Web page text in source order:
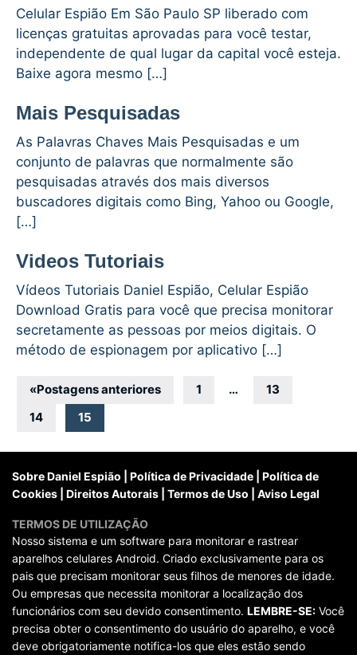
Celular Espião Em São Paulo SP liberado com
licenças gratuitas aprovadas para você testar,
independente de qual lugar da capital você esteja.
Baixe agora mesmo […]
Mais Pesquisadas
As Palavras Chaves Mais Pesquisadas e um
conjunto de palavras que normalmente são
pesquisadas através dos mais diversos
buscadores digitais como Bing, Yahoo ou Google,
[…]
Videos Tutoriais
Vídeos Tutoriais Daniel Espião, Celular Espião
Download Gratis para você que precisa monitorar
secretamente as pessoas por meios digitais. O
método de espionagem por aplicativo […]
Navegação
por
posts
«Postagens anteriores 1 …
13
14
15
Sobre Daniel Espião Política de Privacidade
Política de
Cookies
Direitos Autorais Termos de Uso Aviso Legal
TERMOS DE UTILIZAÇÃO
Nosso sistema e um software para monitorar e rastrear
aparelhos celulares Android. Criado exclusivamente para os
pais que precisam monitorar seus filhos de menores de idade.
Ou empresas que necessita monitorar a localização dos
funcionários com seu devido consentimento. LEMBRE-SE: Você
precisa obter o consentimento do usuário do aparelho, e você
deve obrigatoriamente notifica-los que eles estão sendo